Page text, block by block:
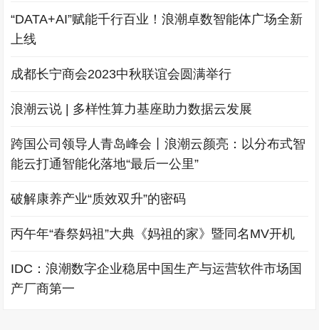
“DATA+AI”赋能千行百业！浪潮卓数智能体广场全新
上线
成都长宁商会2023中秋联谊会圆满举行
浪潮云说 | 多样性算力基座助力数据云发展
跨国公司领导人青岛峰会丨浪潮云颜亮：以分布式智
能云打通智能化落地“最后一公里”
破解康养产业“质效双升”的密码
丙午年“春祭妈祖”大典《妈祖的家》暨同名MV开机
IDC：浪潮数字企业稳居中国生产与运营软件市场国
产厂商第一